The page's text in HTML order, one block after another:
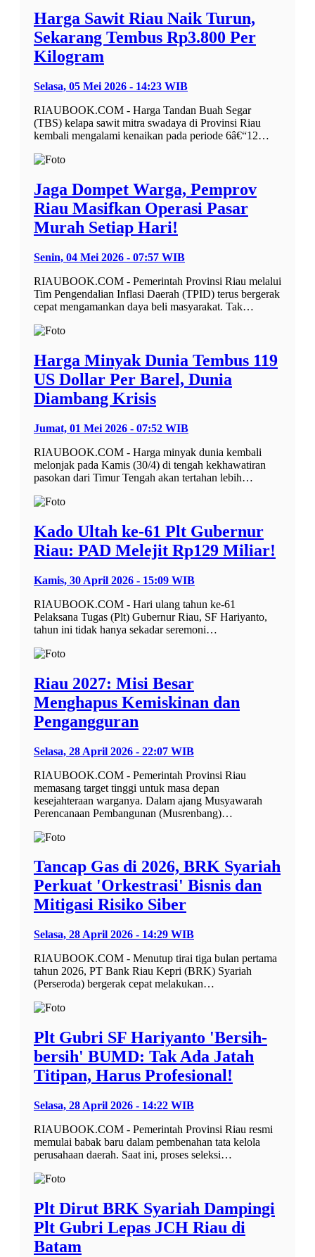
Harga Sawit Riau Naik Turun,
Sekarang Tembus Rp3.800 Per
Kilogram
Selasa, 05 Mei 2026 - 14:23 WIB
RIAUBOOK.COM - Harga Tandan Buah Segar
(TBS) kelapa sawit mitra swadaya di Provinsi Riau
kembali mengalami kenaikan pada periode 6â€“12…
Jaga Dompet Warga, Pemprov
Riau Masifkan Operasi Pasar
Murah Setiap Hari!
Senin, 04 Mei 2026 - 07:57 WIB
RIAUBOOK.COM - Pemerintah Provinsi Riau melalui
Tim Pengendalian Inflasi Daerah (TPID) terus bergerak
cepat mengamankan daya beli masyarakat. Tak…
Harga Minyak Dunia Tembus 119
US Dollar Per Barel, Dunia
Diambang Krisis
Jumat, 01 Mei 2026 - 07:52 WIB
RIAUBOOK.COM - Harga minyak dunia kembali
melonjak pada Kamis (30/4) di tengah kekhawatiran
pasokan dari Timur Tengah akan tertahan lebih…
Kado Ultah ke-61 Plt Gubernur
Riau: PAD Melejit Rp129 Miliar!
Kamis, 30 April 2026 - 15:09 WIB
RIAUBOOK.COM - Hari ulang tahun ke-61
Pelaksana Tugas (Plt) Gubernur Riau, SF Hariyanto,
tahun ini tidak hanya sekadar seremoni…
Riau 2027: Misi Besar
Menghapus Kemiskinan dan
Pengangguran
Selasa, 28 April 2026 - 22:07 WIB
RIAUBOOK.COM - Pemerintah Provinsi Riau
memasang target tinggi untuk masa depan
kesejahteraan warganya. Dalam ajang Musyawarah
Perencanaan Pembangunan (Musrenbang)…
Tancap Gas di 2026, BRK Syariah
Perkuat 'Orkestrasi' Bisnis dan
Mitigasi Risiko Siber
Selasa, 28 April 2026 - 14:29 WIB
RIAUBOOK.COM - Menutup tirai tiga bulan pertama
tahun 2026, PT Bank Riau Kepri (BRK) Syariah
(Perseroda) bergerak cepat melakukan…
Plt Gubri SF Hariyanto 'Bersih-
bersih' BUMD: Tak Ada Jatah
Titipan, Harus Profesional!
Selasa, 28 April 2026 - 14:22 WIB
RIAUBOOK.COM - Pemerintah Provinsi Riau resmi
memulai babak baru dalam pembenahan tata kelola
perusahaan daerah. Saat ini, proses seleksi…
Plt Dirut BRK Syariah Dampingi
Plt Gubri Lepas JCH Riau di
Batam